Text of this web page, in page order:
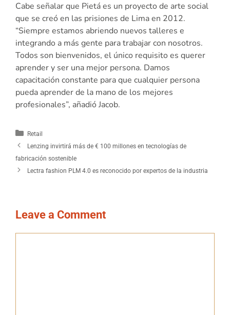
Cabe señalar que Pietá es un proyecto de arte social
que se creó en las prisiones de Lima en 2012.
“Siempre estamos abriendo nuevos talleres e
integrando a más gente para trabajar con nosotros.
Todos son bienvenidos, el único requisito es querer
aprender y ser una mejor persona. Damos
capacitación constante para que cualquier persona
pueda aprender de la mano de los mejores
profesionales”, añadió Jacob.
Retail
Lenzing invirtirá más de € 100 millones en tecnologías de
fabricación sostenible
Lectra fashion PLM 4.0 es reconocido por expertos de la industria
Leave a Comment